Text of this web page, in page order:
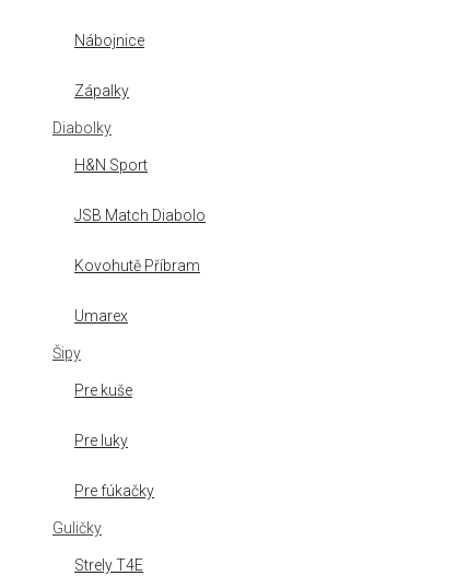
Nábojnice
Zápalky
Diabolky
H&N Sport
JSB Match Diabolo
Kovohutě Příbram
Umarex
Šipy
Pre kuše
Pre luky
Pre fúkačky
Guličky
Strely T4E